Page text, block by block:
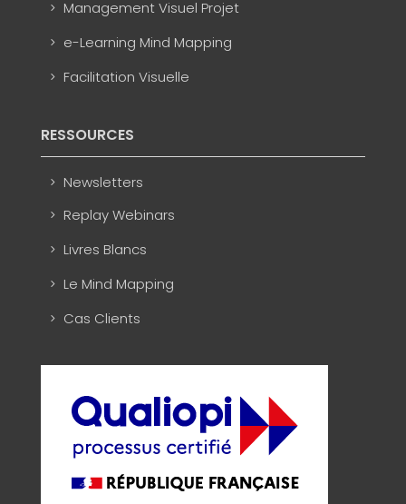
Management Visuel Projet
e-Learning Mind Mapping
Facilitation Visuelle
RESSOURCES
Newsletters
Replay Webinars
Livres Blancs
Le Mind Mapping
Cas Clients